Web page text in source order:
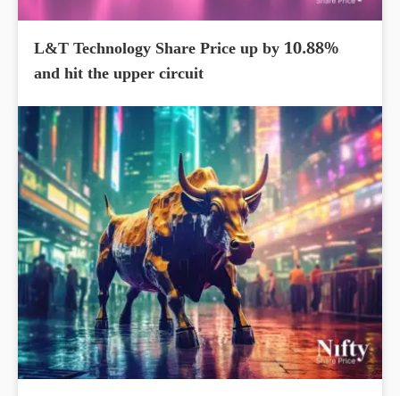
L&T Technology Share Price up by 10.88%
and hit the upper circuit